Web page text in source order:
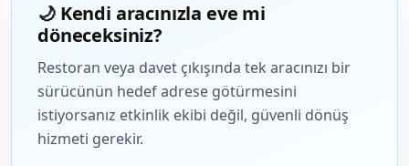
🌙 Kendi aracınızla eve mi
döneceksiniz?
Restoran veya davet çıkışında tek aracınızı bir
sürücünün hedef adrese götürmesini
istiyorsanız etkinlik ekibi değil, güvenli dönüş
hizmeti gerekir.